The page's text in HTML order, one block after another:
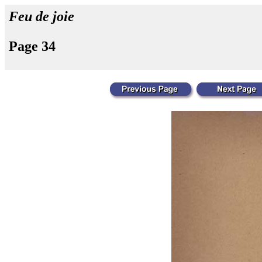
Feu de joie
Page 34